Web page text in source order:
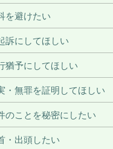
を避けたい
訴にしてほしい
猶予にしてほしい
・無罪を証明してほしい
のことを秘密にしたい
・出頭したい